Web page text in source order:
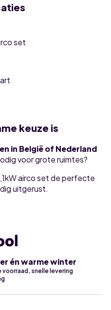
set
keuze is
in België of Nederland
voor grote ruimtes?
airco set de perfecte
uitgerust.
én warme winter
voorraad, snelle levering